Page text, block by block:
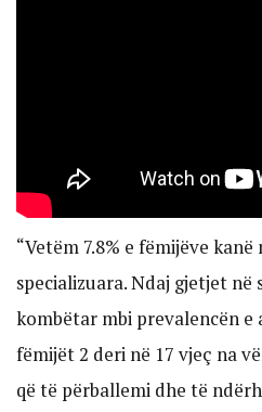
“Vetëm 7.8% e fëmijëve
specializuara. Ndaj gjetjet në
kombëtar mbi prevalencën e
fëmijët 2 deri në 17 vjeç na
që të përballemi dhe të